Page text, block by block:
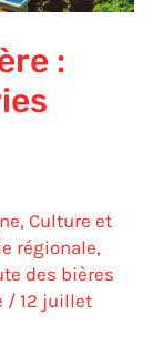
:
,Culture et
régionale,
des bières
/12 juillet